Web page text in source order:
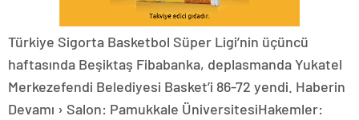
Türkiye Sigorta Basketbol Süper Ligi’nin üçüncü
haftasında Beşiktaş Fibabanka, deplasmanda Yukatel
Merkezefendi Belediyesi Basket’i 86-72 yendi. Haberin
Devamı › Salon: Pamukkale ÜniversitesiHakemler: